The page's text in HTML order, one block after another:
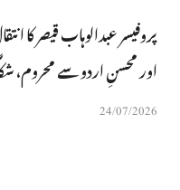
پروفیسر عبدالوہاب قیصر کا
اور محسنِ اردو سے محروم،
24/07/2026